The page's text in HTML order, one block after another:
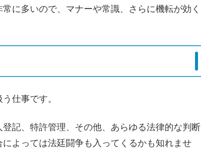
に多いので、マナーや常識、さらに機転が効く
仕事です。
記、特許管理、その他、あらゆる法律的な判断
よっては法廷闘争も入ってくるかも知れませ